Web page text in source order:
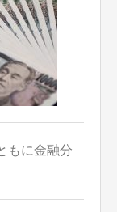
もに金融分